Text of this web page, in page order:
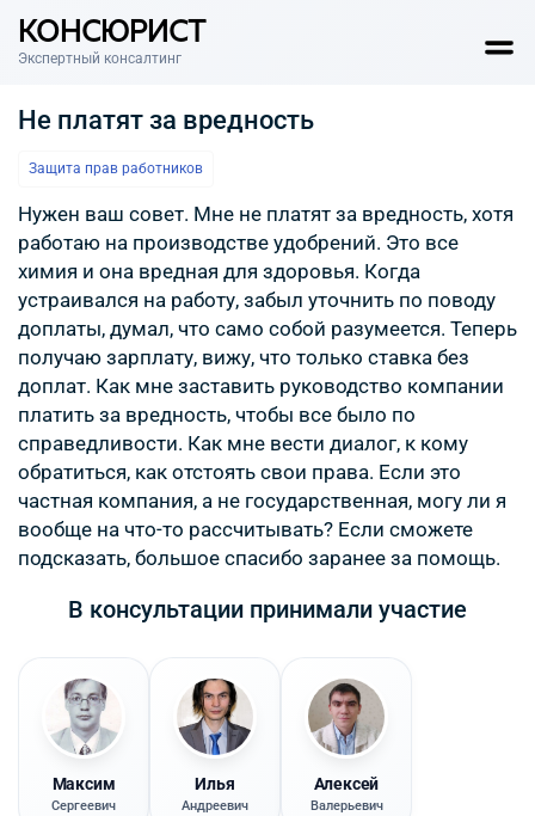
КОНСЮРИСТ
Экспертный консалтинг
Не платят за вредность
Защита прав работников
Нужен ваш совет. Мне не платят за вредность, хотя
работаю на производстве удобрений. Это все
химия и она вредная для здоровья. Когда
устраивался на работу, забыл уточнить по поводу
доплаты, думал, что само собой разумеется. Теперь
получаю зарплату, вижу, что только ставка без
доплат. Как мне заставить руководство компании
платить за вредность, чтобы все было по
справедливости. Как мне вести диалог, к кому
обратиться, как отстоять свои права. Если это
частная компания, а не государственная, могу ли я
вообще на что-то рассчитывать? Если сможете
подсказать, большое спасибо заранее за помощь.
В консультации принимали участие
Максим
Сергеевич
Илья
Андреевич
Алексей
Валерьевич